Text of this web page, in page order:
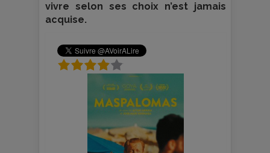
vivre selon ses choix n’est jamais
acquise.